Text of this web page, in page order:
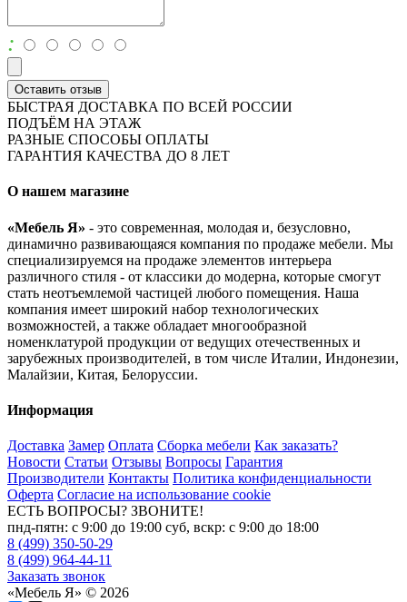
:
Оставить отзыв
БЫСТРАЯ ДОСТАВКА ПО ВСЕЙ РОССИИ
ПОДЪЁМ НА ЭТАЖ
РАЗНЫЕ СПОСОБЫ ОПЛАТЫ
ГАРАНТИЯ КАЧЕСТВА ДО 8 ЛЕТ
О нашем магазине
«Мебель Я» - это современная, молодая и, безусловно,
динамично развивающаяся компания по продаже мебели. Мы
специализируемся на продаже элементов интерьера
различного стиля - от классики до модерна, которые смогут
стать неотъемлемой частицей любого помещения. Наша
компания имеет широкий набор технологических
возможностей, а также обладает многообразной
номенклатурой продукции от ведущих отечественных и
зарубежных производителей, в том числе Италии, Индонезии,
Малайзии, Китая, Белоруссии.
Информация
Доставка Замер Оплата Сборка мебели Как заказать?
Новости Статьи Отзывы Вопросы Гарантия
Производители Контакты Политика конфиденциальности
Оферта Согласие на использование cookie
ЕСТЬ ВОПРОСЫ? ЗВОНИТЕ!
пнд-пятн: с 9:00 до 19:00 суб, вскр: с 9:00 до 18:00
8 (499) 350-50-29
8 (499) 964-44-11
Заказать звонок
«Мебель Я» © 2026